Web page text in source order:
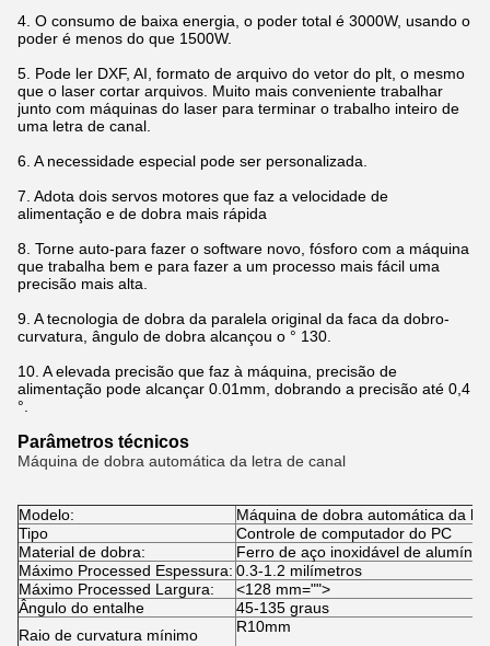
4. O consumo de baixa energia, o poder total é 3000W, usando o
poder é menos do que 1500W.
5. Pode ler DXF, AI, formato de arquivo do vetor do plt, o mesmo
que o laser cortar arquivos. Muito mais conveniente trabalhar
junto com máquinas do laser para terminar o trabalho inteiro de
uma letra de canal.
6. A necessidade especial pode ser personalizada.
7. Adota dois servos motores que faz a velocidade de
alimentação e de dobra mais rápida
8. Torne auto-para fazer o software novo, fósforo com a máquina
que trabalha bem e para fazer a um processo mais fácil uma
precisão mais alta.
9. A tecnologia de dobra da paralela original da faca da dobro-
curvatura, ângulo de dobra alcançou o ° 130.
10. A elevada precisão que faz à máquina, precisão de
alimentação pode alcançar 0.01mm, dobrando a precisão até 0,4
°.
Parâmetros técnicos
Máquina de dobra automática da letra de canal
Modelo:
Máquina de dobra automática da
Tipo
Controle de computador do PC
Material de dobra:
Ferro de aço inoxidável de alumínio
Máximo Processed Espessura: 0.3-1.2 milímetros
Máximo Processed Largura:
<128 mm="">
Ângulo do entalhe
45-135 graus
Raio de curvatura mínimo
R10mm